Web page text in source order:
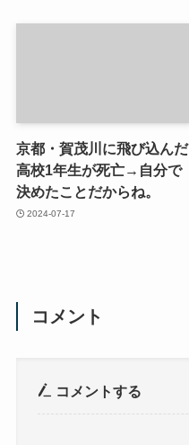
京都・賀茂川に飛び込んだ
高校1年生が死亡→自分で
決めたことだからね。
2024-07-17
コメント
コメントする